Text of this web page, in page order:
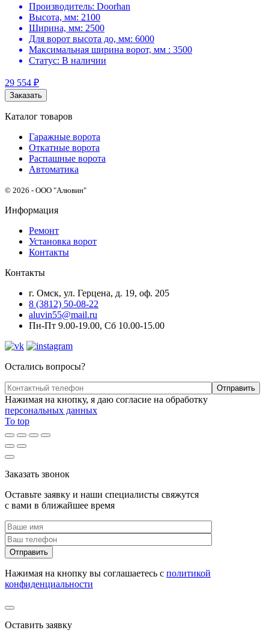
Производитель: Doorhan
Высота, мм: 2100
Ширина, мм: 2500
Для ворот высота до, мм: 6000
Максимальная ширина ворот, мм : 3500
Статус: В наличии
29 554 ₽
Заказать
Каталог товаров
Гаражные ворота
Откатные ворота
Распашные ворота
Автоматика
© 2026 - ООО "Алювин"
Информация
Ремонт
Установка ворот
Контакты
Контакты
г. Омск, ул. Герцена, д. 19, оф. 205
8 (3812) 50-08-22
aluvin55@mail.ru
Пн-Пт 9.00-19.00, Сб 10.00-15.00
Остались вопросы?
Нажимая на кнопку, я даю согласие на обработку
персональных данных
To top
Заказать звонок
Оставьте заявку и наши специалисты свяжутся
с вами в ближайшее время
Нажимая на кнопку вы соглашаетесь с политикой
конфиденциальности
Оставить заявку